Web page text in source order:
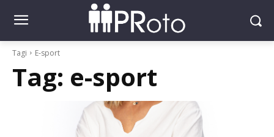
Tagi E-sport
Tag: e-sport